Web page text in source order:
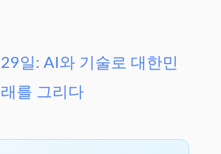
일: AI와 기술로 대한민
를 그리다